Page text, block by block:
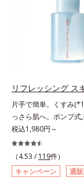
リフレッシング ス
片手で簡単。くすみ
っさら肌へ。ポンプ式
水。くすみ(*1)知らず
へ。洗顔後すぐの肌に
式のふき取り化粧水で
だから簡単。片手でぷ
だけでコットンに含ま
税込1,980円～
（4.53 / 119件）
キャンペーン
通